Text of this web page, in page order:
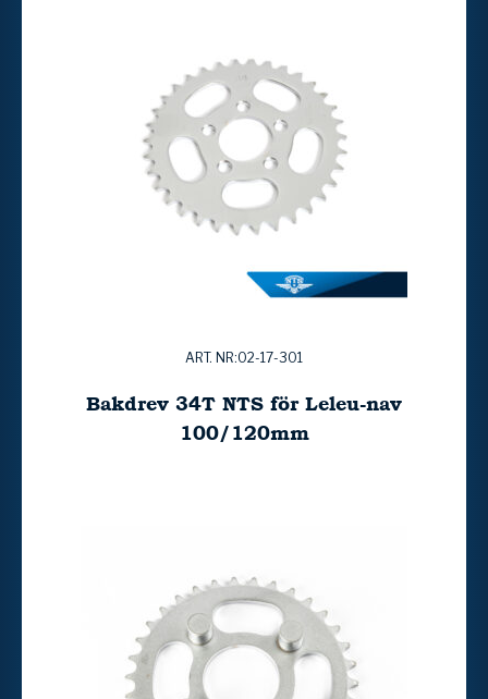
ART. NR:02-17-301
Bakdrev 34T NTS för Leleu-nav
100/120mm